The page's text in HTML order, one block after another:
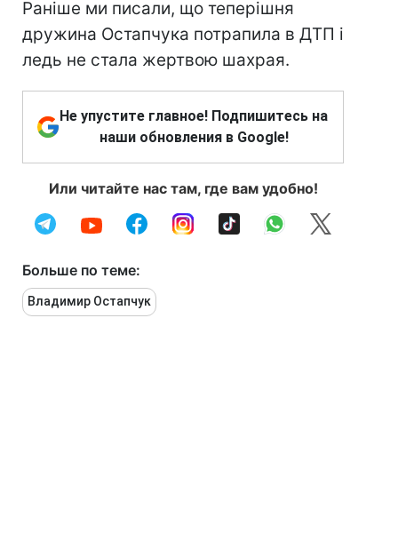
Раніше ми писали, що теперішня
дружина Остапчука потрапила в ДТП і
ледь не стала жертвою шахрая.
Не упустите главное! Подпишитесь на
наши обновления в Google!
Или читайте нас там, где вам удобно!
Больше по теме:
Владимир Остапчук